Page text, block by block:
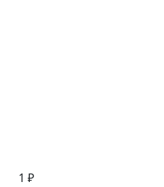
1 ₽